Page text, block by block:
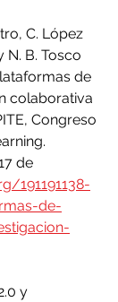
C. López
N. B. Tosco
de
colaborativa
Congreso
de
191191138-
de-
y